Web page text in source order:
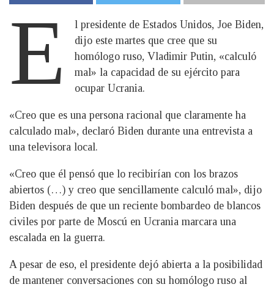
E
l presidente de Estados Unidos, Joe Biden,
dijo este martes que cree que su
homólogo ruso, Vladimir Putin, «calculó
mal» la capacidad de su ejército para
ocupar Ucrania.
«Creo que es una persona racional que claramente ha
calculado mal», declaró Biden durante una entrevista a
una televisora local.
«Creo que él pensó que lo recibirían con los brazos
abiertos (…) y creo que sencillamente calculó mal», dijo
Biden después de que un reciente bombardeo de blancos
civiles por parte de Moscú en Ucrania marcara una
escalada en la guerra.
A pesar de eso, el presidente dejó abierta a la posibilidad
de mantener conversaciones con su homólogo ruso al